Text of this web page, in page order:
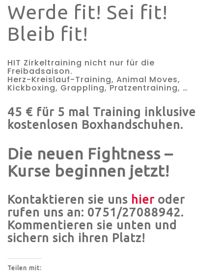
Werde fit! Sei fit!
Bleib fit!
HIT Zirkeltraining nicht nur für die
Freibadsaison.
Herz-Kreislauf-Training, Animal Moves,
Kickboxing, Grappling, Pratzentraining, …
45 € für 5 mal Training inklusive
kostenlosen Boxhandschuhen.
Die neuen Fightness –
Kurse beginnen jetzt!
Kontaktieren sie uns hieroder
rufen uns an: 0751/27088942.
Kommentieren sie unten und
sichern sich ihren Platz!
Teilen mit: